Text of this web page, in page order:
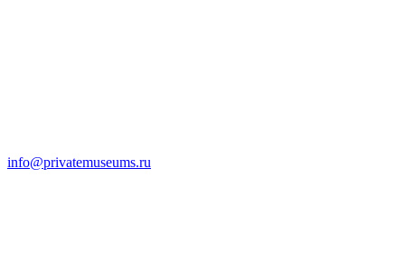
info@privatemuseums.ru